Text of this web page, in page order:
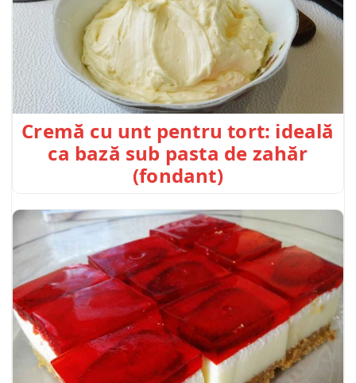
Cremă cu unt pentru tort: ideală
ca bază sub pasta de zahăr
(fondant)